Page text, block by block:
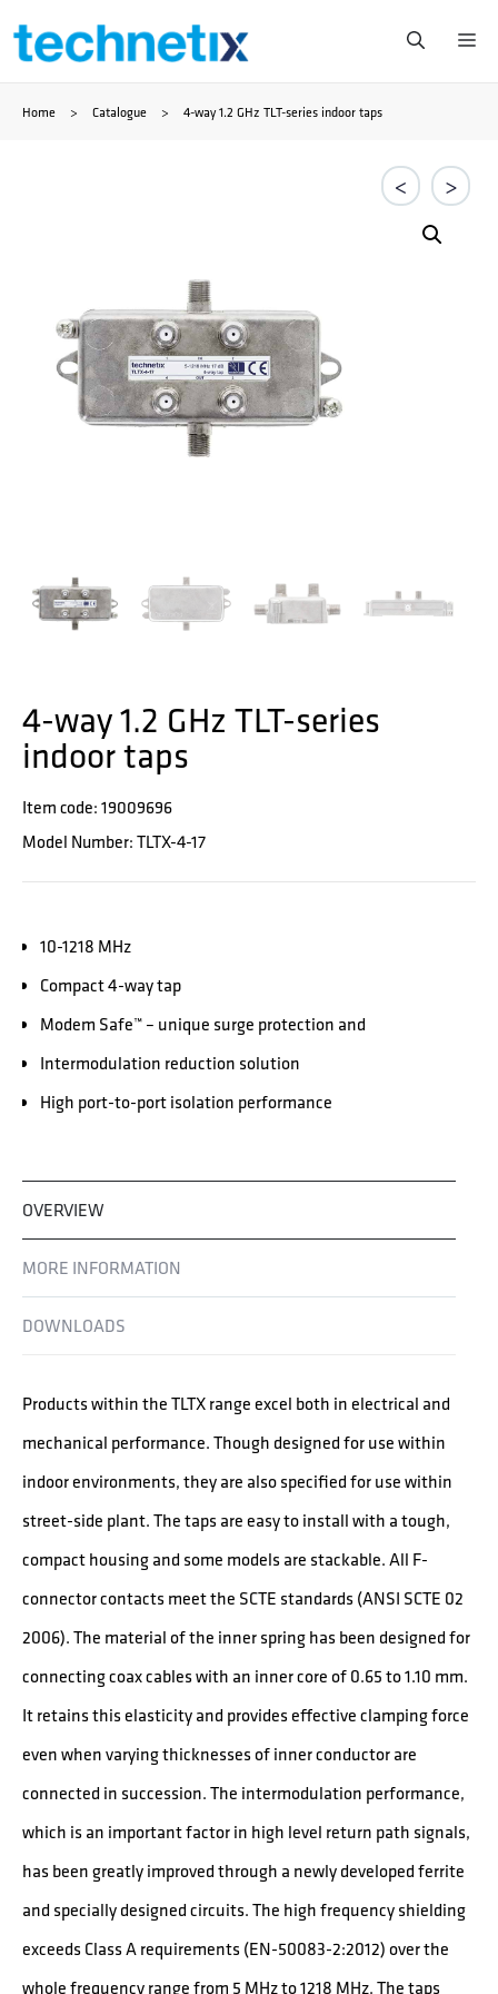
Zum
springen
Home > Catalogue > 4-way 1.2 GHz TLT-series indoor taps
< >
4-way 1.2 GHz TLT-series
indoor taps
Item code: 19009696
Model Number: TLTX-4-17
10-1218 MHz
Compact 4-way tap
Modem Safe™ – unique surge protection and
Intermodulation reduction solution
High port-to-port isolation performance
OVERVIEW
MORE INFORMATION
DOWNLOADS
Products within the TLTX range excel both in electrical and
mechanical performance. Though designed for use within
indoor environments, they are also specified for use within
street-side plant. The taps are easy to install with a tough,
compact housing and some models are stackable. All F-
connector contacts meet the SCTE standards (ANSI SCTE 02
2006). The material of the inner spring has been designed for
connecting coax cables with an inner core of 0.65 to 1.10 mm.
It retains this elasticity and provides effective clamping force
even when varying thicknesses of inner conductor are
connected in succession. The intermodulation performance,
which is an important factor in high level return path signals,
has been greatly improved through a newly developed ferrite
and specially designed circuits. The high frequency shielding
exceeds Class A requirements (EN-50083-2:2012) over the
whole frequency range from 5 MHz to 1218 MHz. The taps